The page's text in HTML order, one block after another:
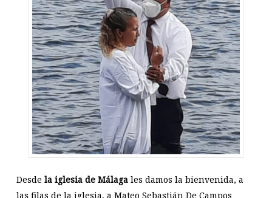
Desde la iglesia de Málagales damos la bienvenida, a
las filas de la iglesia, a Mateo Sebastián De Campos